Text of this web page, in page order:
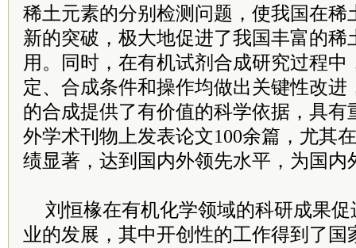
稀土元素的分别检测问题，使我国在稀
新的突破，极大地促进了我国丰富的稀
用。同时，在有机试剂合成研究过程中
定、合成条件和操作均做出关键性改进
的合成提供了有价值的科学依据，具有
外学术刊物上发表论文100余篇，尤其
绩显著，达到国内外领先水平，为国内
刘恒椽在有机化学领域的科研成果
业的发展，其中开创性的工作得到了国